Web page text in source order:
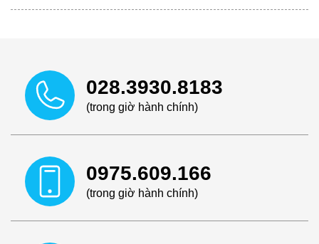
028.3930.8183
(trong giờ hành chính)
0975.609.166
(trong giờ hành chính)